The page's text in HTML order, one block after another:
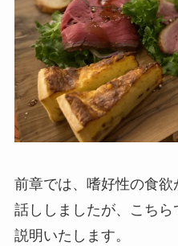
前章では、嗜好性の食
話ししましたが、こち
説明いたします。